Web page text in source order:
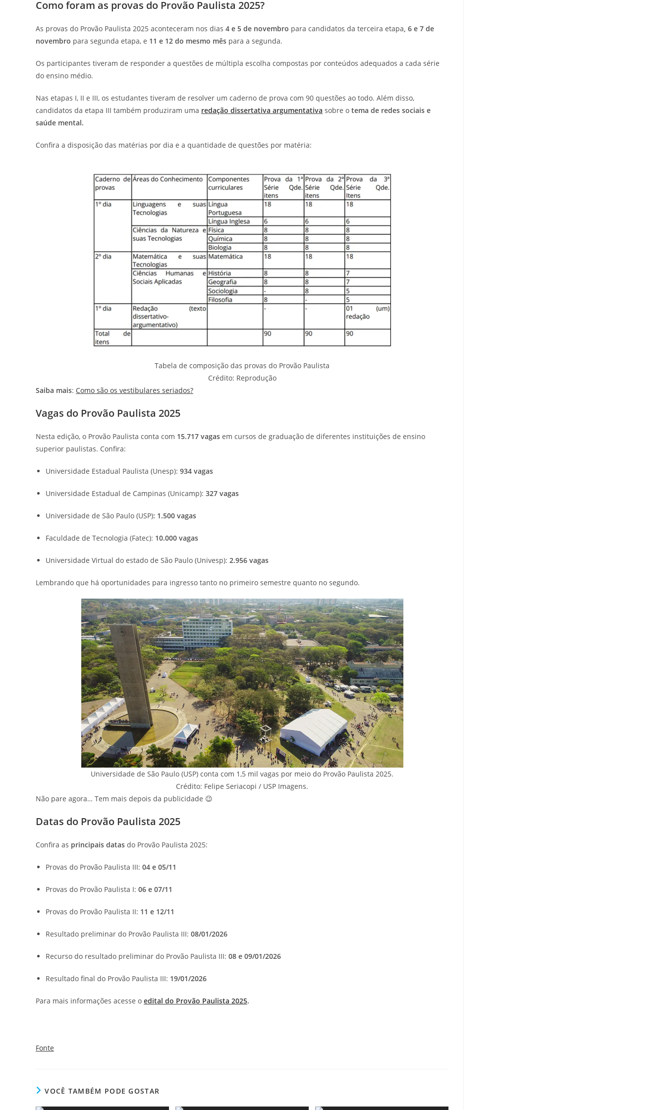
Como foram as provas do Provão Paulista 2025?
As provas do Provão Paulista 2025 aconteceram nos dias 4 e 5 de novembro para candidatos da terceira etapa , 6 e 7 de
novembro para segunda etapa, e 11 e 12 do mesmo mês para a segunda.
Os participantes tiveram de responder a questões de múltipla escolha compostas por conteúdos adequados a cada série
do ensino médio.
Nas etapas I, II e III, os estudantes tiveram de resolver um caderno de prova com 90 questões ao todo. Além disso,
candidatos da etapa III também produziram uma redação dissertativa argumentativa sobre o tema de redes sociais e
saúde mental.
Confira a disposição das matérias por dia e a quantidade de questões por matéria:
Tabela de composição das provas do Provão Paulista
Crédito: Reprodução
Saiba mais: Como são os vestibulares seriados?
Vagas do Provão Paulista 2025
Nesta edição, o Provão Paulista conta com 15.717 vagas em cursos de graduação de diferentes instituições de ensino
superior paulistas. Confira:
Universidade Estadual Paulista (Unesp): 934 vagas
Universidade Estadual de Campinas (Unicamp): 327 vagas
Universidade de São Paulo (USP): 1.500 vagas
Faculdade de Tecnologia (Fatec): 10.000 vagas
Universidade Virtual do estado de São Paulo (Univesp): 2.956 vagas
Lembrando que há oportunidades para ingresso tanto no primeiro semestre quanto no segundo.
Universidade de São Paulo (USP) conta com 1,5 mil vagas por meio do Provão Paulista 2025.
Crédito: Felipe Seriacopi / USP Imagens.
Não pare agora… Tem mais depois da publicidade 😉
Datas do Provão Paulista 2025
Confira as principais datas do Provão Paulista 2025:
Provas do Provão Paulista III: 04 e 05/11
Provas do Provão Paulista I: 06 e 07/11
Provas do Provão Paulista II: 11 e 12/11
Resultado preliminar do Provão Paulista III: 08/01/2026
Recurso do resultado preliminar do Provão Paulista III: 08 e 09/01/2026
Resultado final do Provão Paulista III: 19/01/2026
Para mais informações acesse o edital do Provão Paulista 2025.
Fonte
VOCÊ TAMBÉM PODE GOSTAR